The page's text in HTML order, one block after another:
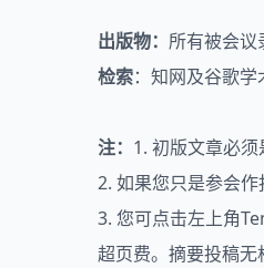
出版物： 所有被会议
检索：知网及谷歌学
注： 1. 初版文章必
2. 如果您只是参会
3. 您可点击左上角
超页费。摘要投稿无